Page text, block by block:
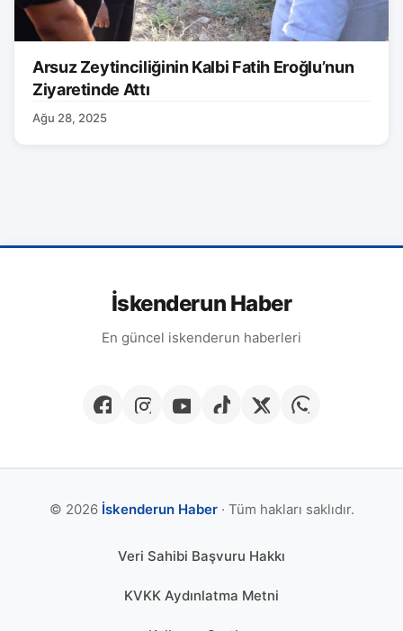
Arsuz Zeytinciliğinin Kalbi Fatih Eroğlu’nun
Ziyaretinde Attı
Ağu 28, 2025
İskenderun Haber
En güncel iskenderun haberleri
© 2026 İskenderun Haber· Tüm hakları saklıdır.
Veri Sahibi Başvuru Hakkı
KVKK Aydınlatma Metni